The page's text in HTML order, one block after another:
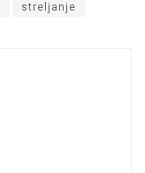
streljanje